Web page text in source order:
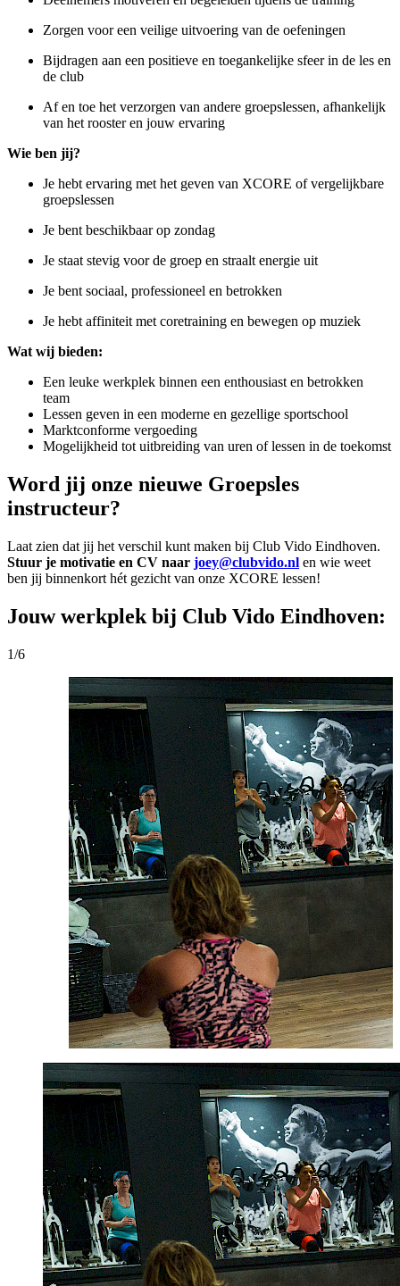
Zorgen voor een veilige uitvoering van de oefeningen
Bijdragen aan een positieve en toegankelijke sfeer in de les en
de club
Af en toe het verzorgen van andere groepslessen, afhankelijk
van het rooster en jouw ervaring
Wie ben jij?
Je hebt ervaring met het geven van XCORE of vergelijkbare
groepslessen
Je bent beschikbaar op zondag
Je staat stevig voor de groep en straalt energie uit
Je bent sociaal, professioneel en betrokken
Je hebt affiniteit met coretraining en bewegen op muziek
Wat wij bieden:
Een leuke werkplek binnen een enthousiast en betrokken
team
Lessen geven in een moderne en gezellige sportschool
Marktconforme vergoeding
Mogelijkheid tot uitbreiding van uren of lessen in de toekomst
Word jij onze nieuwe Groepsles
instructeur?
Laat zien dat jij het verschil kunt maken bij Club Vido Eindhoven.
Stuur je motivatie en CV naar joey@clubvido.nl en wie weet
ben jij binnenkort hét gezicht van onze XCORE lessen!
Jouw werkplek bij Club Vido Eindhoven:
1/6